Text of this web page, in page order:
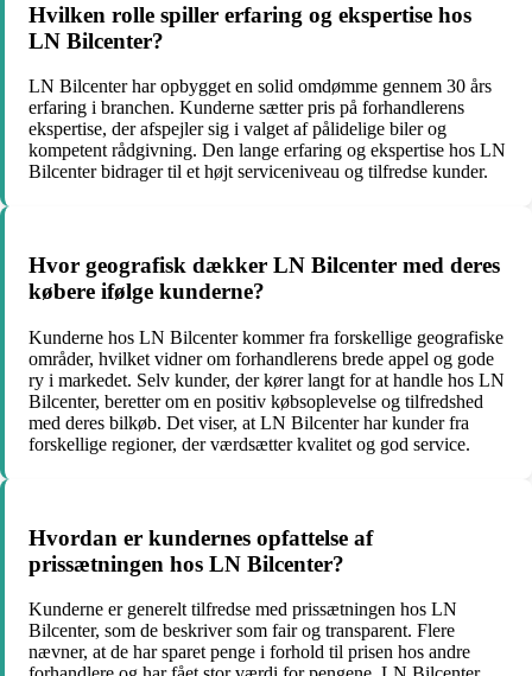
Hvilken rolle spiller erfaring og ekspertise hos
LN Bilcenter?
LN Bilcenter har opbygget en solid omdømme gennem 30 års
erfaring i branchen. Kunderne sætter pris på forhandlerens
ekspertise, der afspejler sig i valget af pålidelige biler og
kompetent rådgivning. Den lange erfaring og ekspertise hos LN
Bilcenter bidrager til et højt serviceniveau og tilfredse kunder.
Hvor geografisk dækker LN Bilcenter med deres
købere ifølge kunderne?
Kunderne hos LN Bilcenter kommer fra forskellige geografiske
områder, hvilket vidner om forhandlerens brede appel og gode
ry i markedet. Selv kunder, der kører langt for at handle hos LN
Bilcenter, beretter om en positiv købsoplevelse og tilfredshed
med deres bilkøb. Det viser, at LN Bilcenter har kunder fra
forskellige regioner, der værdsætter kvalitet og god service.
Hvordan er kundernes opfattelse af
prissætningen hos LN Bilcenter?
Kunderne er generelt tilfredse med prissætningen hos LN
Bilcenter, som de beskriver som fair og transparent. Flere
nævner, at de har sparet penge i forhold til prisen hos andre